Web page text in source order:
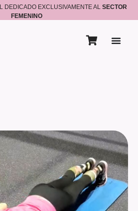
DEDICADO EXCLUSIVAMENTE AL SECTOR
FEMENINO